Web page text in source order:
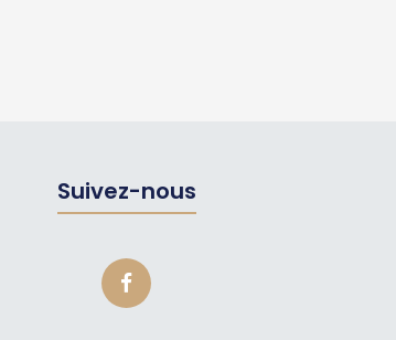
Suivez-nous